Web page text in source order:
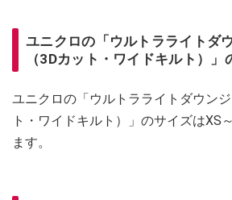
ユニクロの「ウルトラライトダ
（3Dカット・ワイドキルト）」
ユニクロの「ウルトラライトダウン
ト・ワイドキルト）」のサイズはXS
ます。